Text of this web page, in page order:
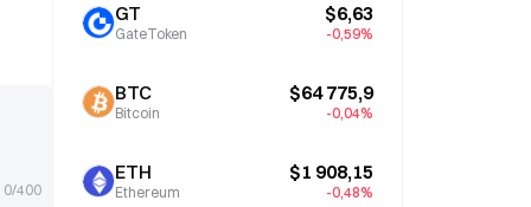
0/400
GT
GateToken
$6,63
-0,59%
BTC
Bitcoin
$64 775,9
-0,04%
ETH
Ethereum
$1 908,15
-0,48%